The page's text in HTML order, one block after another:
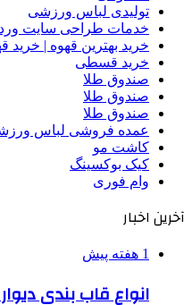
تولیدی لباس ورزشی
خدمات طراحی سایت
خرید بهترین قهوه | خرید
خرید قسطی
صندوق طلا
صندوق طلا
صندوق طلا
عمده فروشی لباس
کاشت مو
کیک بوکسینگ
وام فوری
آخرین اخبار
1 هفته پیش
انواع قاب بندی